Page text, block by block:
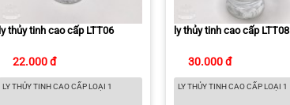
ly thủy tinh cao cấp LTT06
22.000 đ
LY THỦY TINH CAO CẤP LOẠI 1
ly thủy tinh cao cấp LTT08
30.000 đ
LY THỦY TINH CAO CẤP LOẠI 1